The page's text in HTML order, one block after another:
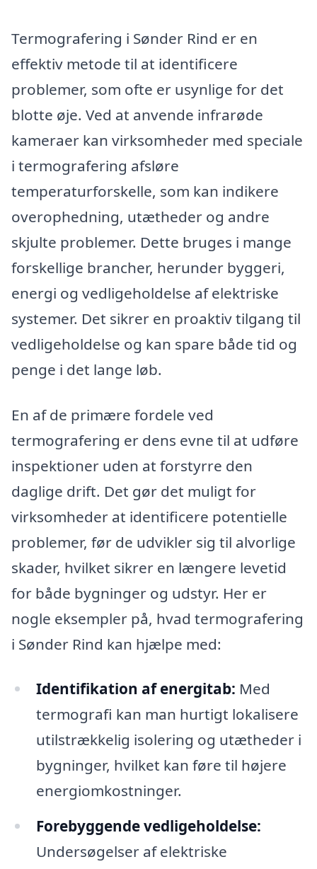
Termografering i Sønder Rind er en
effektiv metode til at identificere
problemer, som ofte er usynlige for det
blotte øje. Ved at anvende infrarøde
kameraer kan virksomheder med speciale
i termografering afsløre
temperaturforskelle, som kan indikere
overophedning, utætheder og andre
skjulte problemer. Dette bruges i mange
forskellige brancher, herunder byggeri,
energi og vedligeholdelse af elektriske
systemer. Det sikrer en proaktiv tilgang til
vedligeholdelse og kan spare både tid og
penge i det lange løb.
En af de primære fordele ved
termografering er dens evne til at udføre
inspektioner uden at forstyrre den
daglige drift. Det gør det muligt for
virksomheder at identificere potentielle
problemer, før de udvikler sig til alvorlige
skader, hvilket sikrer en længere levetid
for både bygninger og udstyr. Her er
nogle eksempler på, hvad termografering
i Sønder Rind kan hjælpe med:
Identifikation af energitab: Med
termografi kan man hurtigt lokalisere
utilstrækkelig isolering og utætheder i
bygninger, hvilket kan føre til højere
energiomkostninger.
Forebyggende vedligeholdelse:
Undersøgelser af elektriske